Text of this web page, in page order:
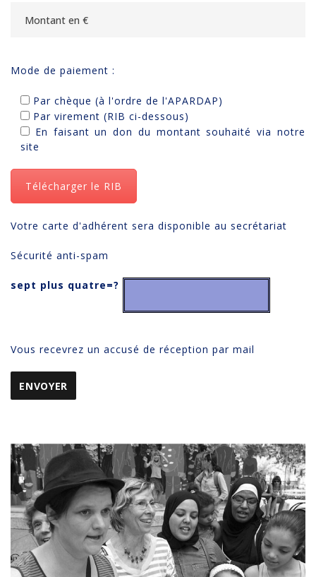
Mode de paiement :
Par chèque (à l'ordre de l'APARDAP)
Par virement (RIB ci-dessous)
En faisant un don du montant souhaité via notre
site
Télécharger le RIB
Votre carte d'adhérent sera disponible au secrétariat
Sécurité anti-spam
sept plus quatre=?
Vous recevrez un accusé de réception par mail